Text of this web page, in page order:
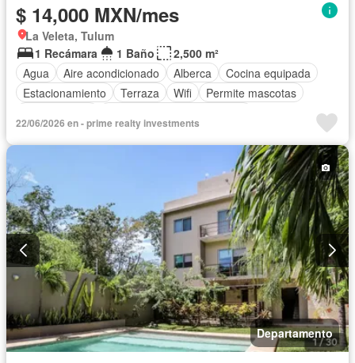
$ 14,000 MXN/mes
La Veleta, Tulum
1 Recámara
1 Baño
2,500 m²
Agua
Aire acondicionado Alberca
Cocina equipada
Estacionamiento
Terraza Wifi
Permite mascotas
22/06/2026 en - prime realty investments
Departamento